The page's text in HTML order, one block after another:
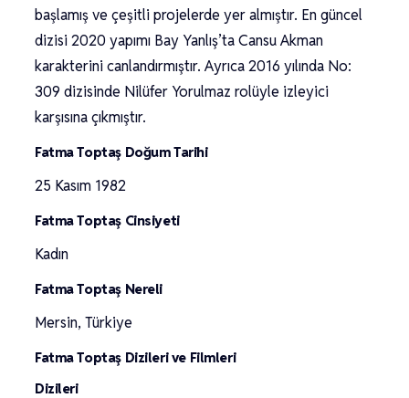
başlamış ve çeşitli projelerde yer almıştır. En güncel
dizisi 2020 yapımı Bay Yanlış’ta Cansu Akman
karakterini canlandırmıştır. Ayrıca 2016 yılında No:
309 dizisinde Nilüfer Yorulmaz rolüyle izleyici
karşısına çıkmıştır.
Fatma Toptaş Doğum Tarihi
25 Kasım 1982
Fatma Toptaş Cinsiyeti
Kadın
Fatma Toptaş Nereli
Mersin, Türkiye
Fatma Toptaş Dizileri ve Filmleri
Dizileri